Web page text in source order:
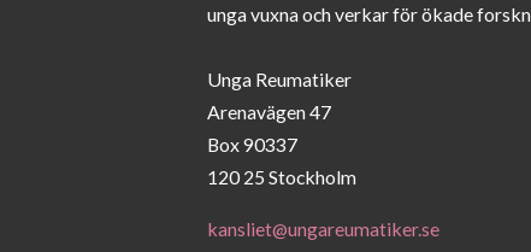
unga vuxna och verkar för ökade
Unga Reumatiker
Arenavägen 47
Box 90337
120 25 Stockholm
kansliet@ungareumatiker.se